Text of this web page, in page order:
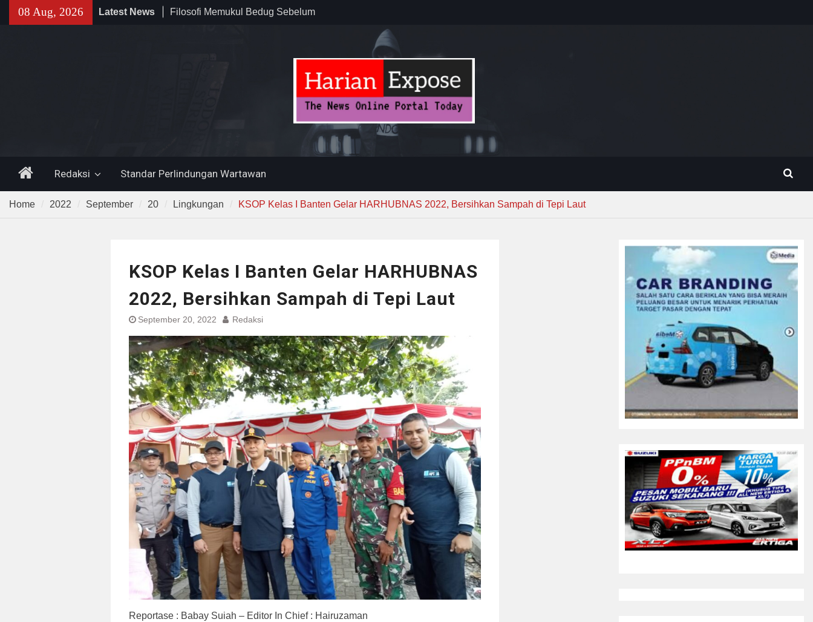
08 Aug, 2026 Latest News
Filosofi Memukul Bedug Sebelum
Narkoba di Sekolah Kebayoran
Lama, DPR Minta Diusut Tuntas
HomeRedaksi Standar Perlindungan Wartawan
Home 2022 September 20 Lingkungan KSOP Kelas I Banten Gelar HARHUBNAS 2022, Bersihkan Sampah di Tepi Laut
KSOP Kelas I Banten Gelar HARHUBNAS
2022, Bersihkan Sampah di Tepi Laut
September 20, 2022 Redaksi
Reportase : Babay Suiah – Editor In Chief : Hairuzaman